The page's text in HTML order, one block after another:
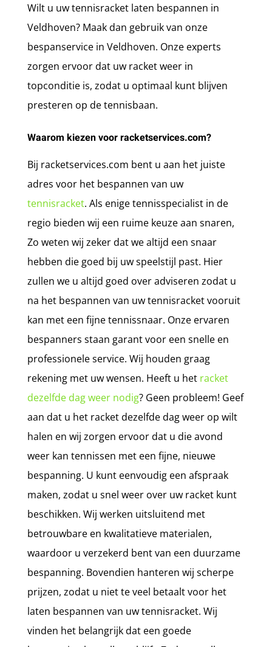
Wilt u uw tennisracket laten bespannen in
Veldhoven? Maak dan gebruik van onze
bespanservice in Veldhoven. Onze experts
zorgen ervoor dat uw racket weer in
topconditie is, zodat u optimaal kunt blijven
presteren op de tennisbaan.
Waarom kiezen voor racketservices.com?
Bij racketservices.com bent u aan het juiste
adres voor het bespannen van uw
tennisracket. Als enige tennisspecialist in de
regio bieden wij een ruime keuze aan snaren,
Zo weten wij zeker dat we altijd een snaar
hebben die goed bij uw speelstijl past. Hier
zullen we u altijd goed over adviseren zodat u
na het bespannen van uw tennisracket vooruit
kan met een fijne tennissnaar. Onze ervaren
bespanners staan garant voor een snelle en
professionele service. Wij houden graag
rekening met uw wensen. Heeft u het racket
dezelfde dag weer nodig? Geen probleem! Geef
aan dat u het racket dezelfde dag weer op wilt
halen en wij zorgen ervoor dat u die avond
weer kan tennissen met een fijne, nieuwe
bespanning. U kunt eenvoudig een afspraak
maken, zodat u snel weer over uw racket kunt
beschikken. Wij werken uitsluitend met
betrouwbare en kwalitatieve materialen,
waardoor u verzekerd bent van een duurzame
bespanning. Bovendien hanteren wij scherpe
prijzen, zodat u niet te veel betaalt voor het
laten bespannen van uw tennisracket. Wij
vinden het belangrijk dat een goede